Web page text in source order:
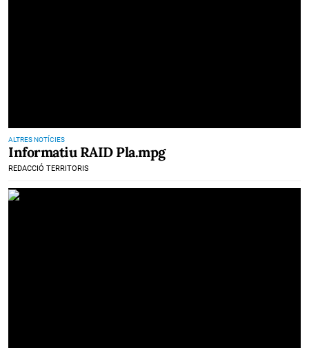
ALTRES NOTÍCIES
Informatiu RAID Pla.mpg
REDACCIÓ TERRITORIS